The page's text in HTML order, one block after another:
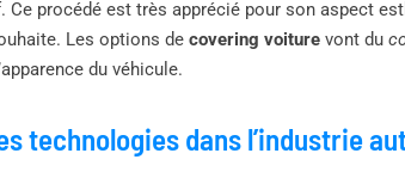
Ce procédé est très apprécié pour son aspect
Les options de covering voiture vont du
du véhicule.
technologies dans l’industrie